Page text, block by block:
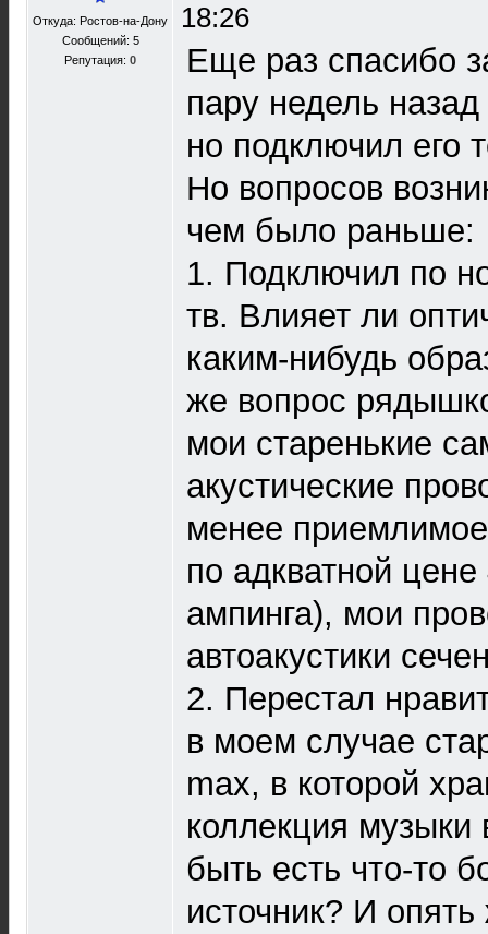
Откуда: Ростов-на-Дону
Сообщений: 5
Репутация: 0
18:26
Еще раз спасибо
пару недель
но подключил его
Но вопросов
чем было раньше:
1. Подключил по
тв. Влияет ли
каким-нибудь
же вопрос
мои старенькие
акустические
менее
по адкватной
ампинга), мои
автоакустики
2. Перестал
в моем случае
max, в которой
коллекция
быть есть что-то
источник? И